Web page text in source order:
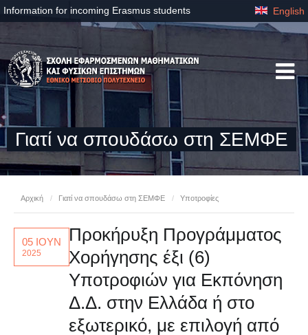
Information for incoming Erasmus students English
Γιατί να σπουδάσω στη ΣΕΜΦΕ
Αρχική / Γιατί να σπουδάσω στη ΣΕΜΦΕ / Υποτροφίες
05 ΙΟΥΝ
2025
Προκήρυξη Προγράμματος
Χορήγησης έξι (6)
Υποτροφιών για Εκπόνηση
Δ.Δ. στην Ελλάδα ή στο
εξωτερικό, με επιλογή από